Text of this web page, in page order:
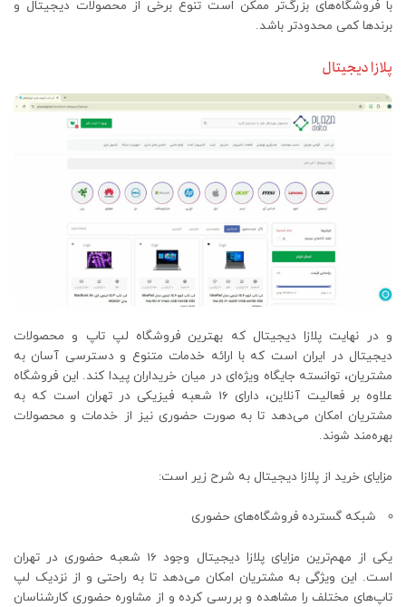
با فروشگاه‌های بزرگ‌تر ممکن است تنوع برخی از محصولات دیجیتال و
برندها کمی محدودتر باشد.
پلازا دیجیتال
و در نهایت پلازا دیجیتال که بهترین فروشگاه لپ ‌تاپ و محصولات
دیجیتال در ایران است که با ارائه خدمات متنوع و دسترسی آسان به
مشتریان، توانسته جایگاه ویژه‌ای در میان خریداران پیدا کند. این فروشگاه
علاوه بر فعالیت آنلاین، دارای 16 شعبه فیزیکی در تهران است که به
مشتریان امکان می‌دهد تا به صورت حضوری نیز از خدمات و محصولات
بهره‌مند شوند.
مزایای خرید از پلازا دیجیتال به شرح زیر است:
شبکه گسترده فروشگاه‌های حضوری
یکی از مهم‌ترین مزایای پلازا دیجیتال وجود 16 شعبه حضوری در تهران
است. این ویژگی به مشتریان امکان می‌دهد تا به‌ راحتی و از نزدیک لپ‌
تاپ‌های مختلف را مشاهده و بررسی کرده و از مشاوره حضوری کارشناسان